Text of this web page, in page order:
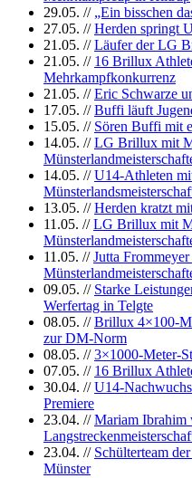
29.05. // „Ein bisschen
27.05. //Herden springt
21.05. //Läufer der LG
21.05. // 16 Brillux
Mehrkampfkonkurrenz
21.05. //Eric Schwarze
17.05. //Buffi läuft
15.05. // Sören Buffi mit
14.05. //LG Brillux mit
14.05. //U14-Athleten
13.05. //Herden kratzt
11.05. //LG Brillux mit
11.05. //Jutta
09.05. // Starke
Werfertag in Telgte
08.05. //Brillux 4×100-
zur DM-Norm
08.05. //3×1000-Meter-
07.05. // 16 Brillux
30.04. //U14-
Premiere
23.04. //Mariam Ibrahim
23.04. // Schülterteam
Münster